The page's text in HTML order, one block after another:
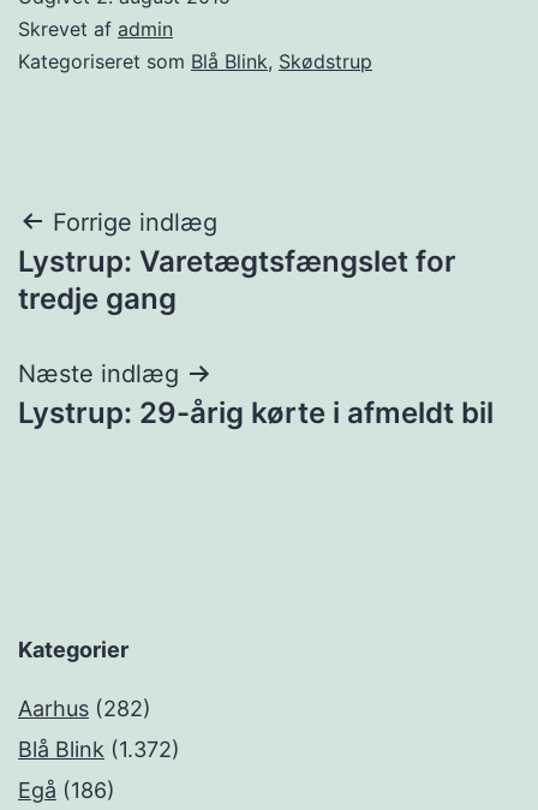
Skrevet af admin
Kategoriseret som Blå Blink, Skødstrup
Indlægsnavigation
Forrige indlæg
Lystrup: Varetægtsfængslet for
tredje gang
Næste indlæg
Lystrup: 29-årig kørte i afmeldt bil
Kategorier
Aarhus (282)
Blå Blink (1.372)
Egå (186)